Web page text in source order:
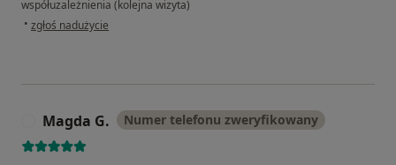
współuzależnienia (kolejna wizyta)
• w opinii użytkownika Jarek
zgłoś nadużycie
Magda G. Numer telefonu zweryfikowany